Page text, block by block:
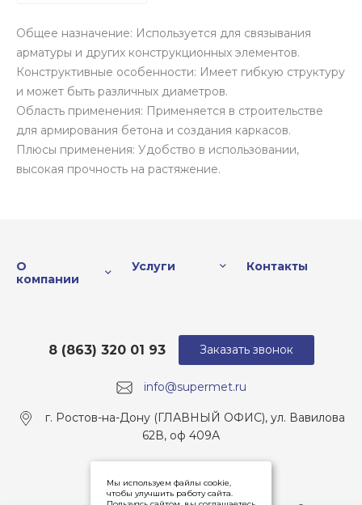
Общее назначение: Используется для связывания
арматуры и других конструкционных элементов.
Конструктивные особенности: Имеет гибкую структуру
и может быть различных диаметров.
Область применения: Применяется в строительстве
для армирования бетона и создания каркасов.
Плюсы применения: Удобство в использовании,
высокая прочность на растяжение.
О
компании
Услуги Контакты
info@supermet.ru
8 (863) 320 01 93
г. Ростов-на-Дону (ГЛАВНЫЙ ОФИС), ул. Вавилова
62В, оф 409А
Заказать звонок
Мы используем файлы cookie,
чтобы улучшить работу сайта.